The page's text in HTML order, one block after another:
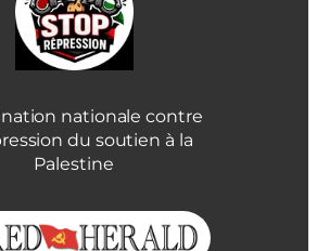
nationale contre
du soutien à la
Palestine